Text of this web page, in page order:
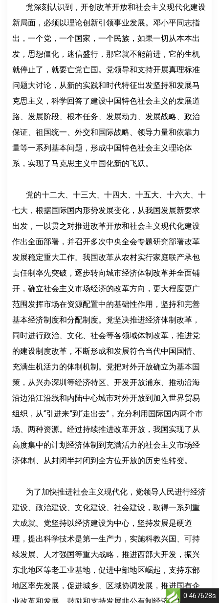
党深刻认识到，开创改革开放和社会主义现代化建设
新局面，必须以理论创新引领事业发展。邓小平同志指
出，一个党，一个国家，一个民族，如果一切从本本出
发，思想僵化，迷信盛行，那它就不能前进，它的生机
就停止了，就要亡党亡国。党领导和支持开展真理标准
问题大讨论，从新的实践和时代特征出发坚持和发展马
克思主义，科学回答了建设中国特色社会主义的发展道
路、发展阶段、根本任务、发展动力、发展战略、政治
保证、祖国统一、外交和国际战略、领导力量和依靠力
量等一系列基本问题，形成中国特色社会主义理论体
系，实现了马克思主义中国化新的飞跃。
党的十二大、十三大、十四大、十五大、十六大、十
七大，根据国际国内形势发展变化，从我国发展新要求
出发，一以贯之对推进改革开放和社会主义现代化建设
作出全面部署，并召开多次中央全会专题研究部署改革
发展稳定重大工作。我国改革从农村实行家庭联产承包
责任制率先突破，逐步转向城市经济体制改革并全面铺
开，确立社会主义市场经济的改革方向，更大程度更广
范围发挥市场在资源配置中的基础性作用，坚持和完善
基本经济制度和分配制度。党坚决推进经济体制改革，
同时进行政治、文化、社会等各领域体制改革，推进党
的建设制度改革，不断形成和发展符合当代中国国情、
充满生机活力的体制机制。党把对外开放确立为基本国
策，从兴办深圳等经济特区、开发开放浦东、推动沿海
沿边沿江沿线和内陆中心城市对外开放到加入世界贸易
组织，从“引进来”到“走出去”，充分利用国际国内两个市
场、两种资源。经过持续推进改革开放，我国实现了从
高度集中的计划经济体制到充满活力的社会主义市场经
济体制、从封闭半封闭到全方位开放的历史性转变。
为了加快推进社会主义现代化，党领导人民进行经济
建设、政治建设、文化建设、社会建设，取得一系列重
大成就。党坚持以经济建设为中心，坚持发展是硬道
理，提出科学技术是第一生产力，实施科教兴国、可持
续发展、人才强国等重大战略，推进西部大开发，振兴
东北地区等老工业基地，促进中部地区崛起，支持东部
地区率先发展，促进城乡、区域协调发展，推进国有企
0.467628s